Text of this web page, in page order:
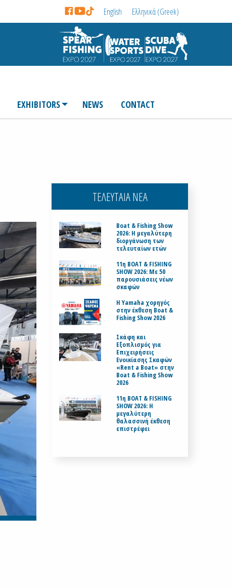
English Ελληνικά(Greek)
EXHIBITORS NEWS CONTACT
ΤΕΛΕΥΤΑΙΑ ΝΕΑ
Boat & Fishing Show
2026: Η μεγαλύτερη
διοργάνωση των
τελευταίων ετών
11η BOAT & FISHING
SHOW 2026: Με 50
παρουσιάσεις νέων
σκαφών
H Yamaha χορηγός
στην έκθεση Boat &
Fishing Show 2026
Σκάφη και
Εξοπλισμός για
Επιχειρήσεις
Ενοικίασης Σκαφών
«Rent a Boat» στην
Boat & Fishing Show
2026
11η BOAT & FISHING
SHOW 2026: Η
μεγαλύτερη
θαλασσινή έκθεση
επιστρέφει